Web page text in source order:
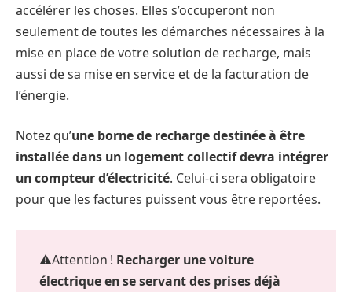
accélérer les choses. Elles s’occuperont non
seulement de toutes les démarches nécessaires à la
mise en place de votre solution de recharge, mais
aussi de sa mise en service et de la facturation de
l’énergie.
Notez qu’une borne de recharge destinée à être
installée dans un logement collectif devra intégrer
un compteur d’électricité. Celui-ci sera obligatoire
pour que les factures puissent vous être reportées.
⚠️Attention ! Recharger une voiture
électrique en se servant des prises déjà